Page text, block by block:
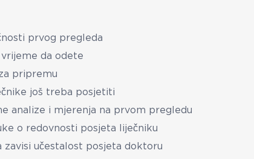
prvog pregleda
vrijeme da odete
pripremu
još treba posjetiti
analize i mjerenja na prvom pregledu
o redovnosti posjeta liječniku
zavisi učestalost posjeta doktoru